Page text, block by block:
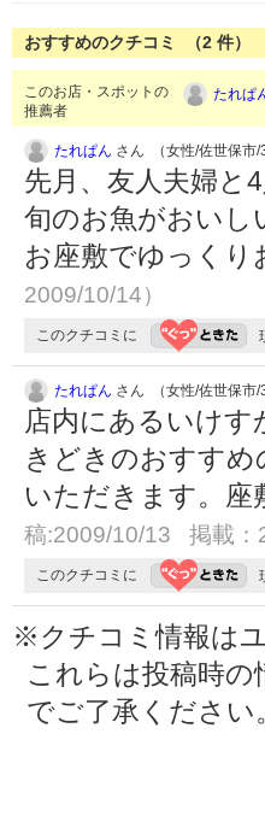
おすすめのクチコミ （2 件）
このお店・スポットの
推薦者
たれぱ
たれぱん さん （女性/佐世保市/
先月、友人夫婦と
旬のお魚がおいし
お座敷でゆっく
2009/10/14）
このクチコミに
たれぱん さん （女性/佐世保市/
店内にあるいけ
きどきのおすす
いただきます。
稿:2009/10/13 掲載：
このクチコミに
※クチコミ情報は
これらは投稿時
でご了承ください